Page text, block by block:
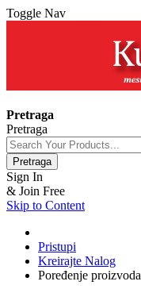
Toggle Nav
Pretraga
Pretraga
Pretraga
Sign In
& Join Free
Skip to Content
Pristupi
Kreirajte Nalog
Poređenje proizvoda